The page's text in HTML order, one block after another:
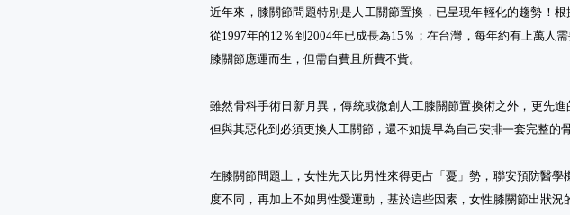
近年來，膝關節問題特別是人工關節置換，已呈現年輕化的趨勢！
從1997年的12％到2004年已成長為15％；在台灣，每年約有上萬人
膝關節應運而生，但需自費且所費不貲。
雖然骨科手術日新月異，傳統或微創人工膝關節置換術之外，更先
但與其惡化到必須更換人工關節，還不如提早為自己安排一套完整的
在膝關節問題上，女性先天比男性來得更占「憂」勢，聯安預防醫
度不同，再加上不如男性愛運動，基於這些因素，女性膝關節出狀